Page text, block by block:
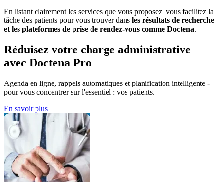
En listant clairement les services que vous proposez, vous facilitez la
tâche des patients pour vous trouver dans les résultats de recherche
et les plateformes de prise de rendez-vous comme Doctena.
Réduisez votre charge administrative
avec Doctena Pro
Agenda en ligne, rappels automatiques et planification intelligente -
pour vous concentrer sur l'essentiel : vos patients.
En savoir plus